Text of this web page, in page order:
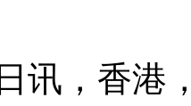
讯，香港